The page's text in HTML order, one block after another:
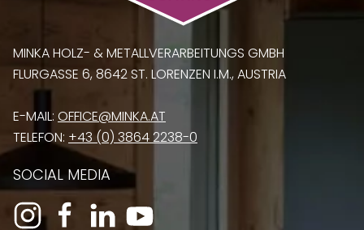
MINKA HOLZ- & METALLVERARBEITUNGS GMBH
FLURGASSE 6, 8642 ST. LORENZEN I.M., AUSTRIA
E-MAIL: OFFICE@MINKA.AT
TELEFON: +43 (0) 3864 2238-0
SOCIAL MEDIA